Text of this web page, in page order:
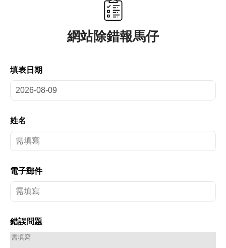
網站除錯報馬仔
填表日期
姓名
電子郵件
錯誤問題